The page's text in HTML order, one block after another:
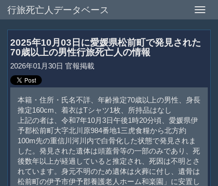
Toggle
行旅死亡人データベース
2025年10月03日に愛媛県松前町で発見された
70歳以上の男性行旅死亡人の情報
2026年01月30日 官報掲載
本籍・住所・氏名不詳、年齢推定70歳以上の男性、身長
推定160cm、着衣はTシャツ1枚、所持品はなし
上記の者は、令和7年10月3日午後1時20分頃、愛媛県伊
予郡松前町大字北川原984番地1三虎食糧から北方約
100m先の重信川河川内で白骨化した状態で発見されま
した。発見された遺体は頭蓋骨等の一部のみであり、死
後数年以上が経過していると推定され、死因は不明とさ
れています。身元不明のため遺体は火葬に付し、遺骨は
松前町の伊予市伊予郡養護老人ホーム和楽園」に安置し